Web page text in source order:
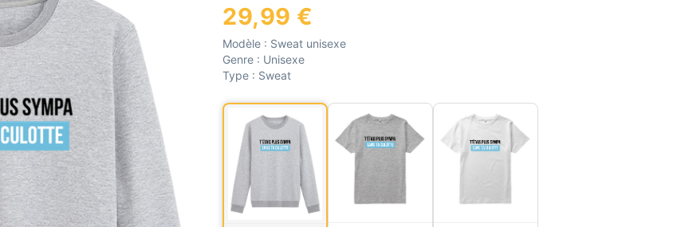
29,99 €
Modèle : Sweat unisexe
Genre : Unisexe
Type : Sweat